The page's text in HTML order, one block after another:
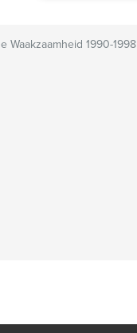
Waakzaamheid 1990-1998